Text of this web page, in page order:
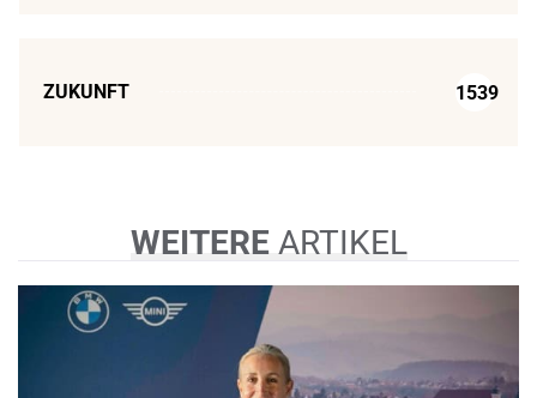
ZUKUNFT 1539
WEITEREARTIKEL